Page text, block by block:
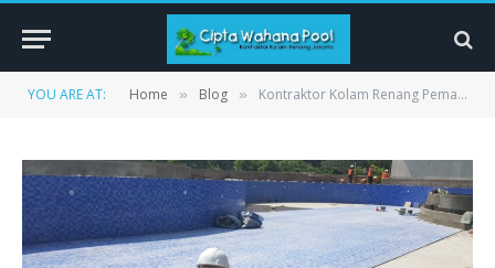
YOU ARE AT: Home » Blog » Kontraktor Kolam Renang Pematangsiantar Paling Murah